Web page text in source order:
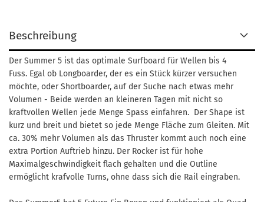
Beschreibung
Der Summer 5 ist das optimale Surfboard für Wellen bis 4
Fuss. Egal ob Longboarder, der es ein Stück kürzer versuchen
möchte, oder Shortboarder, auf der Suche nach etwas mehr
Volumen - Beide werden an kleineren Tagen mit nicht so
kraftvollen Wellen jede Menge Spass einfahren. Der Shape ist
kurz und breit und bietet so jede Menge Fläche zum Gleiten. Mit
ca. 30% mehr Volumen als das Thruster kommt auch noch eine
extra Portion Auftrieb hinzu. Der Rocker ist für hohe
Maximalgeschwindigkeit flach gehalten und die Outline
ermöglicht krafvolle Turns, ohne dass sich die Rail eingraben.